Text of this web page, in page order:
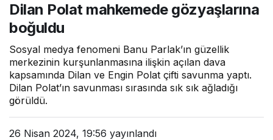
Dilan Polat mahkemede gözyaşlarına
boğuldu
Sosyal medya fenomeni Banu Parlak’ın güzellik
merkezinin kurşunlanmasına ilişkin açılan dava
kapsamında Dilan ve Engin Polat çifti savunma yaptı.
Dilan Polat’ın savunması sırasında sık sık ağladığı
görüldü.
26 Nisan 2024, 19:56 yayınlandı